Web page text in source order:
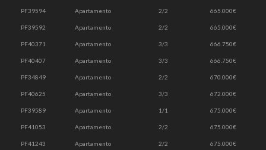
PF39594 Apartamento 2/2 665.000€
PF39592 Apartamento 2/2 665.000€
PF40371 Apartamento 3/3 666.750€
PF40407 Apartamento 3/3 666.750€
PF34849 Apartamento 2/2 670.000€
PF40625 Apartamento 3/3 672.000€
PF39589 Apartamento 1/1 675.000€
PF41053 Apartamento 2/2 675.000€
PF41243 Apartamento 2/2 675.000€